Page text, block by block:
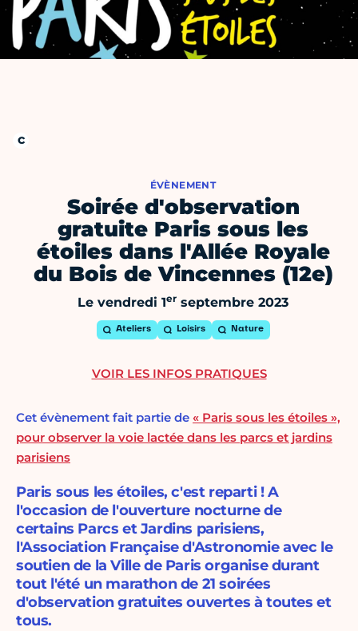
ÉVÈNEMENT
Soirée d'observation
gratuite Paris sous les
étoiles dans l'Allée Royale
du Bois de Vincennes (12e)
Le vendredi 1er septembre 2023
Ateliers Loisirs Nature
Cet évènement fait partie de « Paris sous les étoiles »,
pour observer la voie lactée dans les parcs et jardins
parisiens
Paris sous les étoiles, c'est reparti ! A
l'occasion de l'ouverture nocturne de
certains Parcs et Jardins parisiens,
l'Association Française d'Astronomie avec le
soutien de la Ville de Paris organise durant
tout l'été un marathon de 21 soirées
d'observation gratuites ouvertes à toutes et
tous.
VOIR LES INFOS PRATIQUES